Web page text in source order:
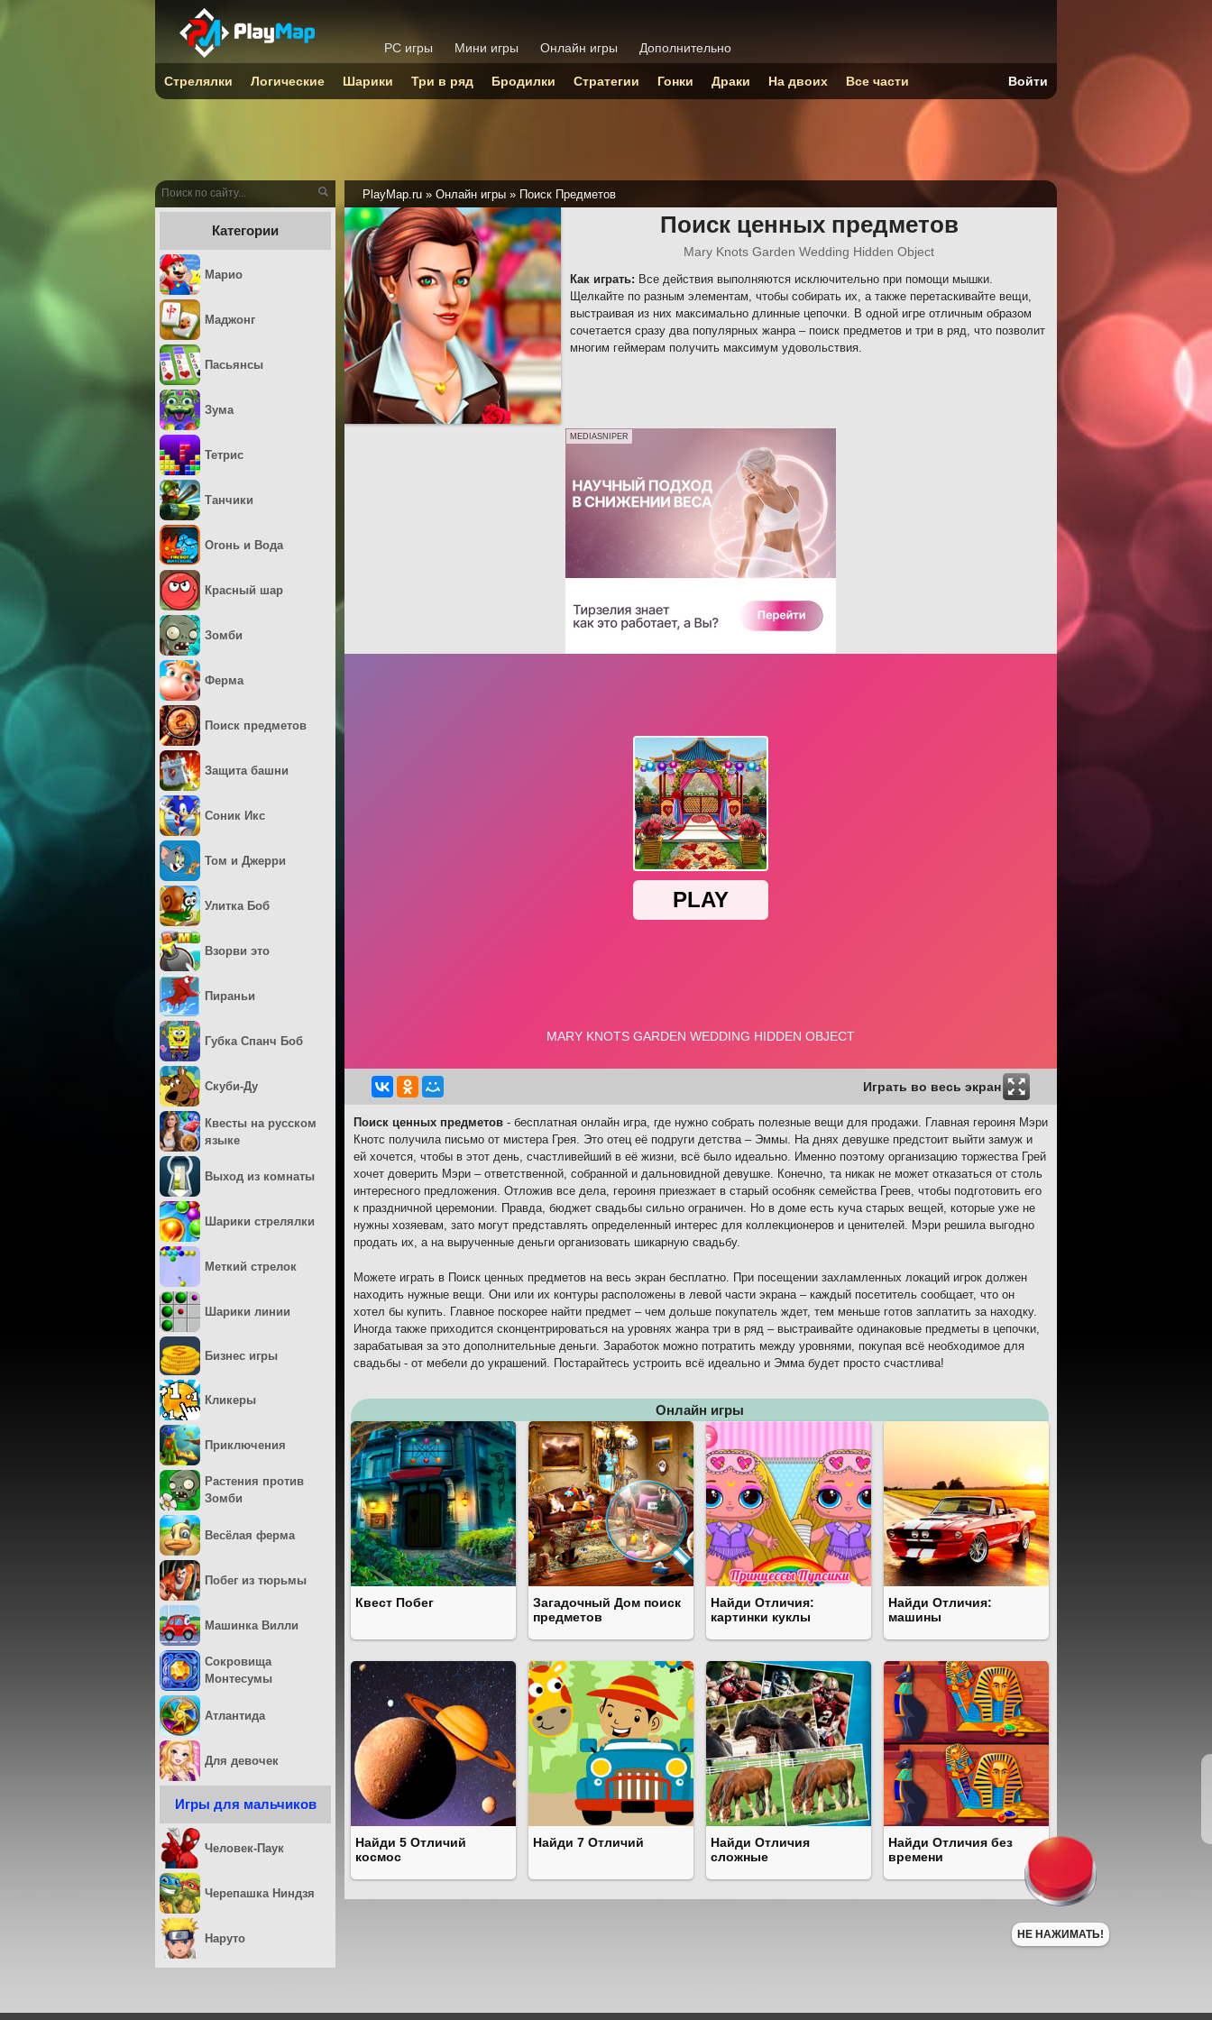
PlayMap.ru » Онлайн игры » Поиск Предметов
Поиск ценных предметов
Mary Knots Garden Wedding Hidden Object
Как играть: Все действия выполняются исключительно при помощи мышки.
Щелкайте по разным элементам, чтобы собирать их, а также перетаскивайте вещи,
выстраивая из них максимально длинные цепочки. В одной игре отличным образом
сочетается сразу два популярных жанра – поиск предметов и три в ряд, что позволит
многим геймерам получить максимум удовольствия.
MEDIASNIPER
Играть во весь экран
Поиск ценных предметов - бесплатная онлайн игра, где нужно собрать полезные вещи для продажи. Главная героиня Мэри
Кнотс получила письмо от мистера Грея. Это отец её подруги детства – Эммы. На днях девушке предстоит выйти замуж и
ей хочется, чтобы в этот день, счастливейший в её жизни, всё было идеально. Именно поэтому организацию торжества Грей
хочет доверить Мэри – ответственной, собранной и дальновидной девушке. Конечно, та никак не может отказаться от столь
интересного предложения. Отложив все дела, героиня приезжает в старый особняк семейства Греев, чтобы подготовить его
к праздничной церемонии. Правда, бюджет свадьбы сильно ограничен. Но в доме есть куча старых вещей, которые уже не
нужны хозяевам, зато могут представлять определенный интерес для коллекционеров и ценителей. Мэри решила выгодно
продать их, а на вырученные деньги организовать шикарную свадьбу.
Можете играть в Поиск ценных предметов на весь экран бесплатно. При посещении захламленных локаций игрок должен
находить нужные вещи. Они или их контуры расположены в левой части экрана – каждый посетитель сообщает, что он
хотел бы купить. Главное поскорее найти предмет – чем дольше покупатель ждет, тем меньше готов заплатить за находку.
Иногда также приходится сконцентрироваться на уровнях жанра три в ряд – выстраивайте одинаковые предметы в цепочки,
зарабатывая за это дополнительные деньги. Заработок можно потратить между уровнями, покупая всё необходимое для
свадьбы - от мебели до украшений. Постарайтесь устроить всё идеально и Эмма будет просто счастлива!
Онлайн игры
Квест Побег
Загадочный Дом поиск
предметов
Найди Отличия:
картинки куклы
Найди Отличия:
машины
Найди 5 Отличий
космос
Найди 7 Отличий
Найди Отличия
сложные
Найди Отличия без
времени
Категории
Марио
Маджонг
Пасьянсы
Зума
Тетрис
Танчики
Огонь и Вода
Красный шар
Зомби
Ферма
Поиск предметов
Защита башни
Соник Икс
Том и Джерри
Улитка Боб
Взорви это
Пираньи
Губка Спанч Боб
Скуби-Ду
Квесты на русском
языке
Выход из комнаты
Шарики стрелялки
Меткий стрелок
Шарики линии
Бизнес игры
Кликеры
Приключения
Растения против
Зомби
Весёлая ферма
Побег из тюрьмы
Машинка Вилли
Сокровища
Монтесумы
Атлантида
Для девочек
Игры для мальчиков
Человек-Паук
Черепашка Ниндзя
Наруто
PC игры Мини игры Онлайн игры Дополнительно
Стрелялки Логические Шарики Три в ряд Бродилки Стратегии Гонки Драки На двоих Все части Войти
НЕ НАЖИМАТЬ!